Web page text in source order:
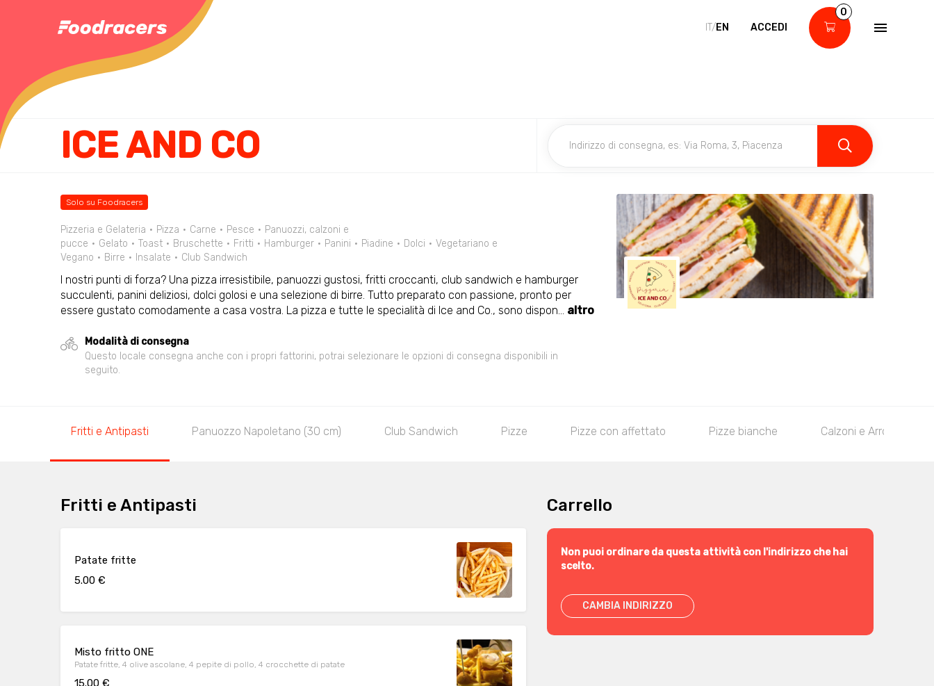
IT/EN ACCEDI
0
ICE AND CO
Solo su Foodracers
Pizzeria e Gelateria Pizza Carne Pesce
Panuozzi, calzoni e
pucce
Gelato Toast Bruschette Fritti Hamburger Panini Piadine Dolci
Vegetariano e
Vegano
Birre Insalate Club Sandwich
I nostri punti di forza? Una pizza irresistibile, panuozzi gustosi, fritti croccanti, club sandwich e hamburger
succulenti, panini deliziosi, dolci golosi e una selezione di birre. Tutto preparato con passione, pronto per
essere gustato comodamente a casa vostra. La pizza e tutte le specialità di Ice and Co., sono dispon... altro
Modalità di consegna
Questo locale consegna anche con i propri fattorini, potrai selezionare le opzioni di consegna disponibili in
seguito.
Fritti e Antipasti Panuozzo Napoletano (30 cm) Club Sandwich Pizze Pizze con affettato Pizze bianche Calzoni e Arrotolati
Fritti e Antipasti
Patate fritte
5.00 €
Misto fritto ONE
Patate fritte, 4 olive ascolane, 4 pepite di pollo, 4 crocchette di patate
15.00 €
Carrello
Non puoi ordinare da questa attività con l'indirizzo che hai
scelto.
CAMBIA INDIRIZZO